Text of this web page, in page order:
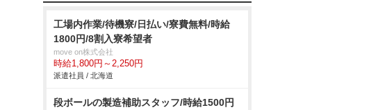
工場内作業/待機寮/日払い/寮費無料/時給
1800円/8割入寮希望者
move on株式会社
時給1,800円～2,250円
派遣社員 / 北海道
段ボールの製造補助スタッフ/時給1500円